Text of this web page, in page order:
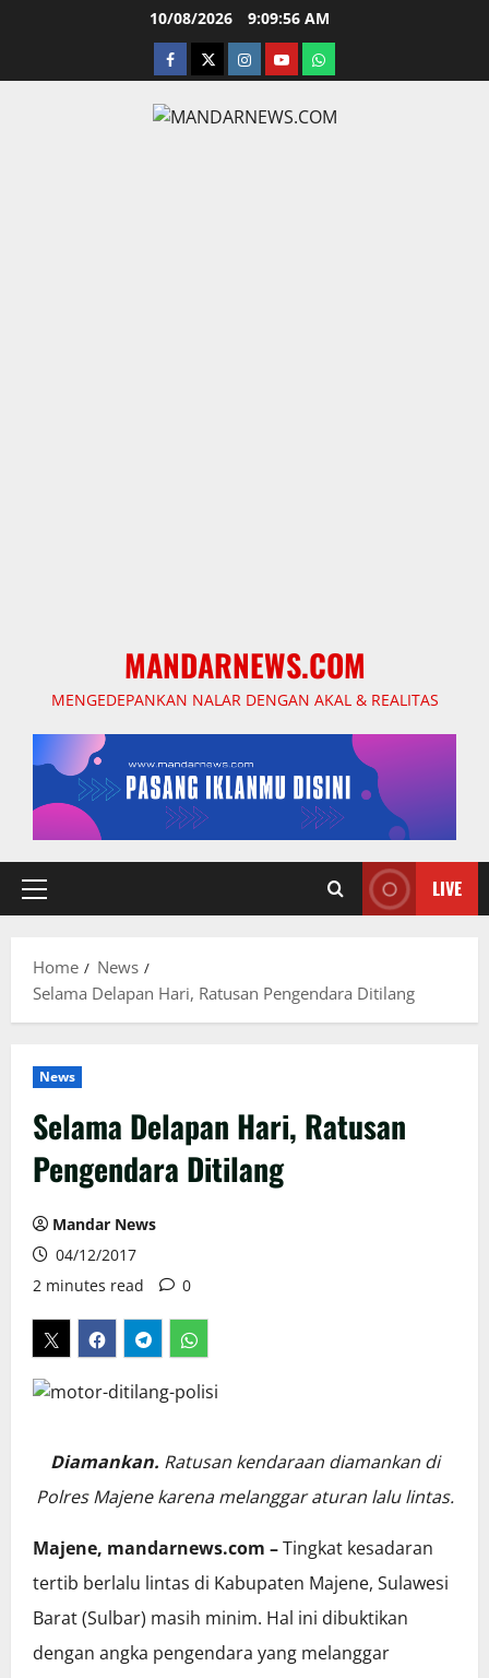
10/08/2026 9:09:57 AM
facebooktwitterinstagram.com
youtubewhatsapp
MANDARNEWS.COM
MENGEDEPANKAN NALAR DENGAN AKAL & REALITAS
Primary
LIVE
Home
News
Selama Delapan Hari, Ratusan Pengendara Ditilang
News
Selama Delapan Hari, Ratusan
Pengendara Ditilang
Mandar News
04/12/2017
2 minutes read
0
Diamankan. Ratusan kendaraan diamankan di
Polres Majene karena melanggar aturan lalu lintas.
Majene, mandarnews.com –Tingkat kesadaran
tertib berlalu lintas di Kabupaten Majene, Sulawesi
Barat (Sulbar) masih minim. Hal ini dibuktikan
dengan angka pengendara yang melanggar